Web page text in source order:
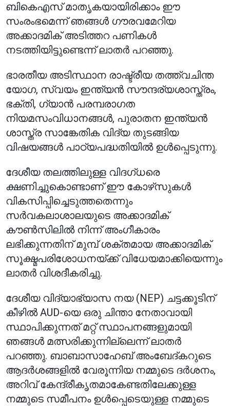
ബികെഎസ് മാതൃകയായിരിക്കാം ഈ
സംരംഭമെന്ന് ഞങ്ങൾ ഗൗരവമേറിയ
അക്കാദമിക് അടിത്തറ പണികൾ
നടത്തിയിട്ടുണ്ടെന്ന് ലാതർ പറഞ്ഞു.
ഭാരതീയ അടിസ്ഥാന രാഷ്ട്രീയ തത്ത്വചിന്ത
യോഗ, സ്വയം ഇന്ത്യൻ സൗന്ദര്യശാസ്ത്രം,
ഭക്തി, ഗ്യാൻ പരമ്പരാഗത
നിയമസംവിധാനങ്ങൾ, പുരാതന ഇന്ത്യൻ
ശാസ്ത്ര സാങ്കേതിക വിദ്യ തുടങ്ങിയ
വിഷയങ്ങൾ പാഠ്യപദ്ധതിയിൽ ഉൾപ്പെടുന്നു.
ദേശീയ തലത്തിലുള്ള വിദഗ്ധരെ
ക്ഷണിച്ചുകൊണ്ടാണ് ഈ കോഴ്‌സുകൾ
വികസിപ്പിച്ചെടുത്തതെന്നും
സർവകലാശാലയുടെ അക്കാദമിക്
കൗൺസിലിൽ നിന്ന് അംഗീകാരം
ലഭിക്കുന്നതിന് മുമ്പ് ശക്തമായ അക്കാദമിക്
സൂക്ഷ്മപരിശോധനയ്ക്ക് വിധേയമാക്കിയെന്നും
ലാതർ വിശദീകരിച്ചു.
ദേശീയ വിദ്യാഭ്യാസ നയ (NEP) ചട്ടക്കൂടിന്
കീഴിൽ AUD-യെ ഒരു ചിന്താ നേതാവായി
സ്ഥാപിക്കുന്നത് മറ്റ് സ്ഥാപനങ്ങളുമായി
ഞങ്ങൾ മത്സരിക്കുന്നില്ലെന്ന് ലാതർ
പറഞ്ഞു. ബാബാസാഹേബ് അംബേദ്കറുടെ
ആദർശങ്ങളിൽ വേരൂന്നിയ നമ്മുടെ ദർശനം,
അറിവ് കേന്ദ്രീകൃതമാകേണ്ടതിലേക്കുള്ള
നമ്മുടെ സമീപനം ഉൾപ്പെടെയുള്ള നമ്മുടെ